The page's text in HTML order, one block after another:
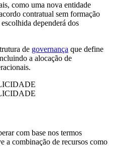
como uma nova entidade
contratual sem formação
dependerá dos
de governança que define
a alocação de
com base nos termos
a combinação de recursos como